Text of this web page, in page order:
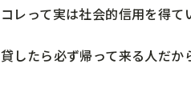
コレって実は社会的信用を得て
貸したら必ず帰って来る人だ